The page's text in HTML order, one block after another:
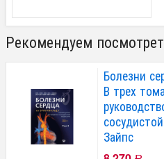
Рекомендуем
Болезни
В трех
Зайпс